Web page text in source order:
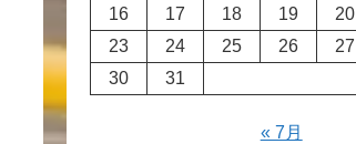
16
17 18 19 20
23
24 25 26 27
30
31
« 7月